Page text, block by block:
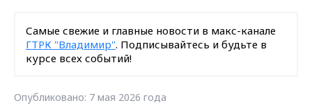
Самые свежие и главные новости в макс-канале
ГТРК "Владимир". Подписывайтесь и будьте в
курсе всех событий!
Опубликовано: 7 мая 2026 года